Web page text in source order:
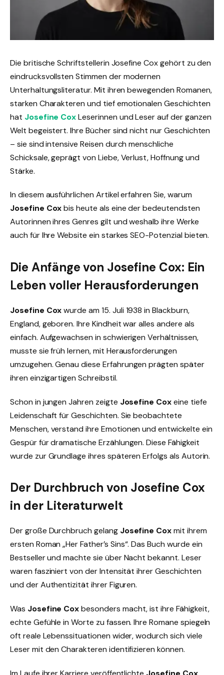
Die britische Schriftstellerin Josefine Cox gehört zu den
eindrucksvollsten Stimmen der modernen
Unterhaltungsliteratur. Mit ihren bewegenden Romanen,
starken Charakteren und tief emotionalen Geschichten
hat Josefine CoxLeserinnen und Leser auf der ganzen
Welt begeistert. Ihre Bücher sind nicht nur Geschichten
– sie sind intensive Reisen durch menschliche
Schicksale, geprägt von Liebe, Verlust, Hoffnung und
Stärke.
In diesem ausführlichen Artikel erfahren Sie, warum
Josefine Coxbis heute als eine der bedeutendsten
Autorinnen ihres Genres gilt und weshalb ihre Werke
auch für Ihre Website ein starkes SEO-Potenzial bieten.
Die Anfänge von Josefine Cox: Ein
Leben voller Herausforderungen
Josefine Coxwurde am 15. Juli 1938 in Blackburn,
England, geboren. Ihre Kindheit war alles andere als
einfach. Aufgewachsen in schwierigen Verhältnissen,
musste sie früh lernen, mit Herausforderungen
umzugehen. Genau diese Erfahrungen prägten später
ihren einzigartigen Schreibstil.
Schon in jungen Jahren zeigte Josefine Coxeine tiefe
Leidenschaft für Geschichten. Sie beobachtete
Menschen, verstand ihre Emotionen und entwickelte ein
Gespür für dramatische Erzählungen. Diese Fähigkeit
wurde zur Grundlage ihres späteren Erfolgs als Autorin.
Der Durchbruch von Josefine Cox
in der Literaturwelt
Der große Durchbruch gelang Josefine Coxmit ihrem
ersten Roman „Her Father’s Sins“. Das Buch wurde ein
Bestseller und machte sie über Nacht bekannt. Leser
waren fasziniert von der Intensität ihrer Geschichten
und der Authentizität ihrer Figuren.
Was Josefine Coxbesonders macht, ist ihre Fähigkeit,
echte Gefühle in Worte zu fassen. Ihre Romane spiegeln
oft reale Lebenssituationen wider, wodurch sich viele
Leser mit den Charakteren identifizieren können.